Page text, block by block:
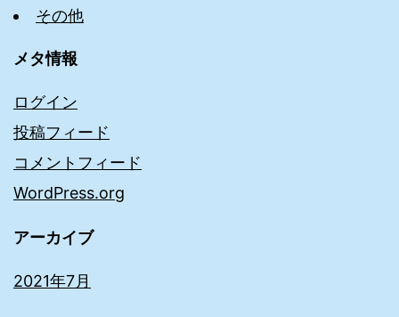
その他
メタ情報
ログイン
投稿フィード
コメントフィード
WordPress.org
アーカイブ
2021年7月